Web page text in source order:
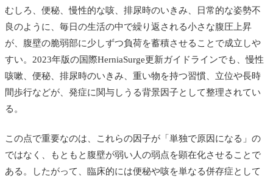
むしろ、便秘、慢性的な咳、排尿時のいきみ、日常的な姿勢不
良のように、毎日の生活の中で繰り返される小さな腹圧上昇
が、腹壁の脆弱部に少しずつ負荷を蓄積させることで成立しや
すい。2023年版の国際HerniaSurge更新ガイドラインでも、慢性
咳嗽、便秘、排尿時のいきみ、重い物を持つ習慣、立位や長時
間歩行などが、発症に関与しうる背景因子として整理されてい
る。
この点で重要なのは、これらの因子が「単独で原因になる」の
ではなく、もともと腹壁が弱い人の弱点を顕在化させることで
ある。したがって、臨床的には便秘や咳を単なる併存症として